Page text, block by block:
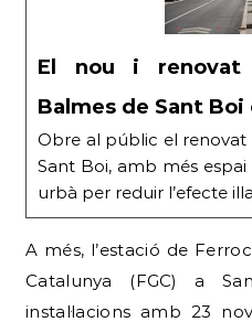
El nou i renovat
Balmes de Sant
Obre al públic el
Sant Boi, amb més
urbà per reduir l’efecte
A més, l’estació de
Catalunya (FGC) a
instal·lacions amb 23